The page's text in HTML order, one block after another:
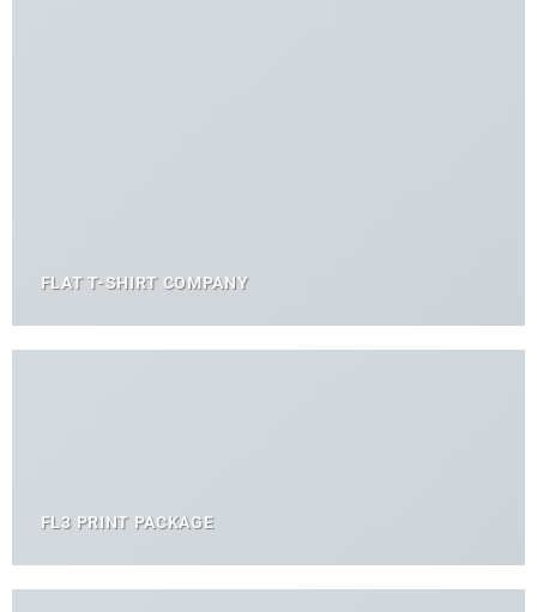
FLAT T-SHIRT COMPANY
FL3 PRINT PACKAGE